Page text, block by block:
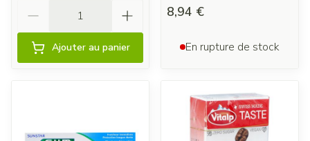
Ajouter au panier
8,94 €
En rupture de stock